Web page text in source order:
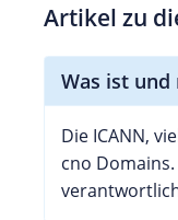
Artikel zu
Was ist und
Die ICANN,
cno